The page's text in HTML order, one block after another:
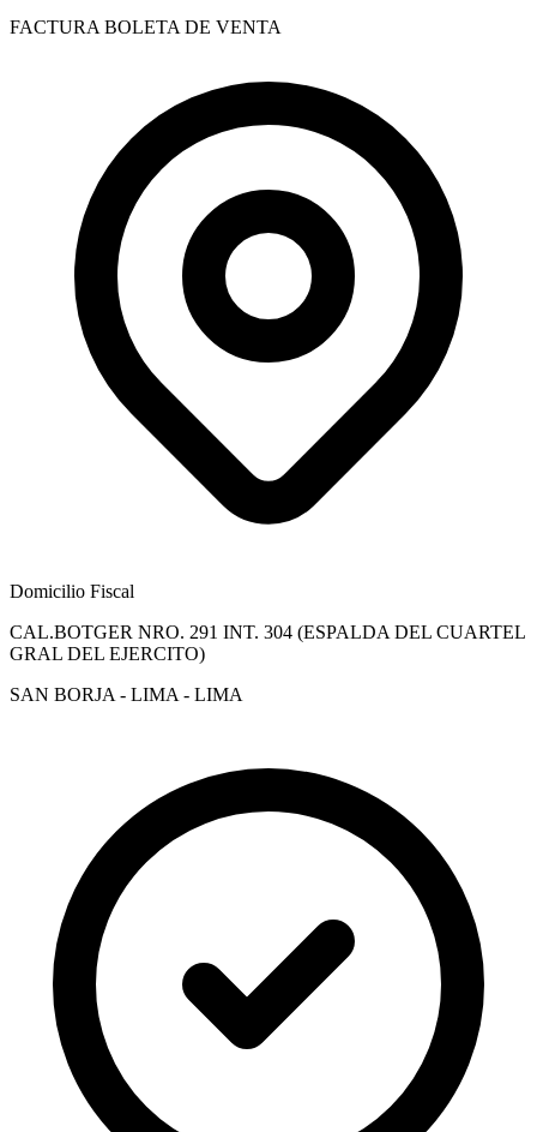
FACTURA BOLETA DE VENTA
Domicilio Fiscal
CAL.BOTGER NRO. 291 INT. 304 (ESPALDA DEL CUARTEL
GRAL DEL EJERCITO)
SAN BORJA - LIMA - LIMA